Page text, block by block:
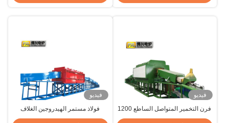
فيديو
فرن التخمير المتواصل الساطع 1200
درجة مئوية لمعالجة الحرارة للمعادن
فيديو
فولاذ مستمر الهيدروجين الغلاف
الجوي فرن التخمير ODM للإنتاج